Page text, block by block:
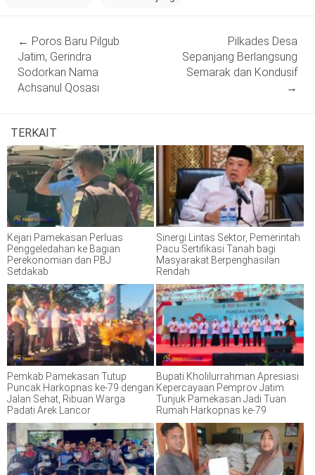
navigation
← Poros Baru Pilgub
Jatim, Gerindra
Sodorkan Nama
Achsanul Qosasi
Pilkades Desa
Sepanjang Berlangsung
Semarak dan Kondusif
→
TERKAIT
Kejari Pamekasan Perluas
Penggeledahan ke Bagian
Perekonomian dan PBJ
Setdakab
Sinergi Lintas Sektor, Pemerintah
Pacu Sertifikasi Tanah bagi
Masyarakat Berpenghasilan
Rendah
Pemkab Pamekasan Tutup
Puncak Harkopnas ke-79 dengan
Jalan Sehat, Ribuan Warga
Padati Arek Lancor
Bupati Kholilurrahman Apresiasi
Kepercayaan Pemprov Jatim
Tunjuk Pamekasan Jadi Tuan
Rumah Harkopnas ke-79